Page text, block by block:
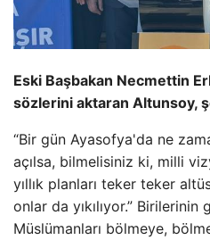
Eski Başbakan Necmettin
sözlerini aktaran Altunsoy,
“Bir gün Ayasofya'da ne
açılsa, bilmelisiniz ki, milli
yıllık planları teker teker
onlar da yıkılıyor.” Birilerinin
Müslümanları bölmeye,